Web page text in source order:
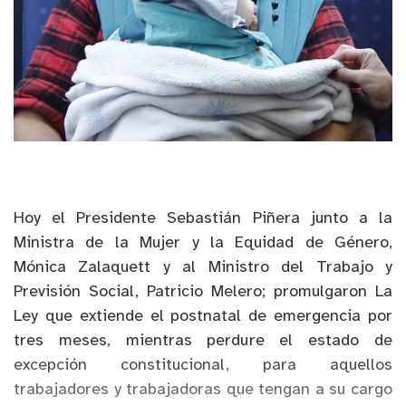
Hoy el Presidente Sebastián Piñera junto a la
Ministra de la Mujer y la Equidad de Género,
Mónica Zalaquett y al Ministro del Trabajo y
Previsión Social, Patricio Melero; promulgaron La
Ley que extiende el postnatal de emergencia por
tres meses, mientras perdure el estado de
excepción constitucional, para aquellos
trabajadores y trabajadoras que tengan a su cargo